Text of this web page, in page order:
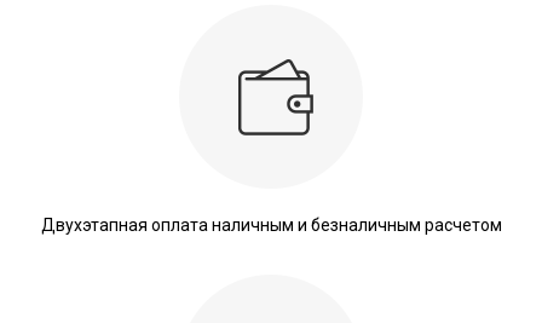
Двухэтапная оплата наличным и безналичным расчетом